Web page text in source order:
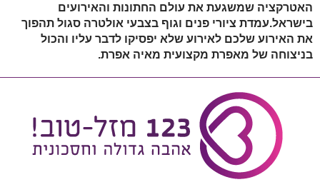
האטרקציה שמשגעת את עולם החתונות והאירועים
בישראל.עמדת ציורי פנים וגוף בצבעי אולטרה סגול תהפוך
את האירוע שלכם לאירוע שלא יפסיקו לדבר עליו והכול
בניצוחה של מאפרת מקצועית מאיה אפרת.